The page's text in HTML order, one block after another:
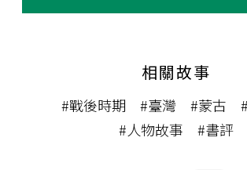
相關故事
#戰後時期 #臺灣 #蒙古
#人物故事
#書評